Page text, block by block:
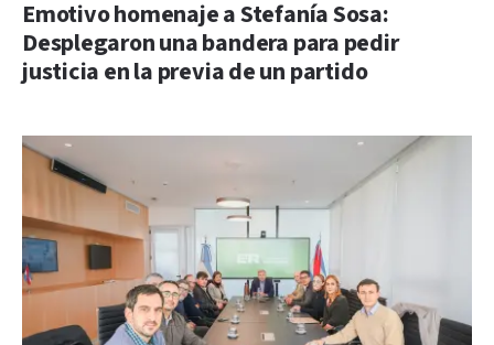
Emotivo homenaje a Stefanía Sosa:
Desplegaron una bandera para pedir
justicia en la previa de un partido